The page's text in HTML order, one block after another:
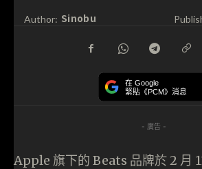
Author: Sinobu
在 Google
緊貼《PCM》消息
- 廣告 -
Apple 旗下的 Beats 品牌於 2 月